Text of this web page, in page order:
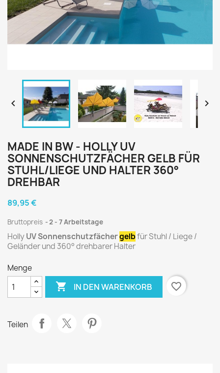
 
MADE IN BW - HOLLY UV
SONNENSCHUTZFÄCHER GELB FÜR
STUHL/LIEGE UND HALTER 360°
DREHBAR
89,95 €
Bruttopreis 2 - 7 Arbeitstage
HollyUV Sonnenschutzfächergelbfür Stuhl / Liege /
Geländer und 360° drehbarer Halter
Menge
 IN DEN WARENKORB favorite_border
Teilen